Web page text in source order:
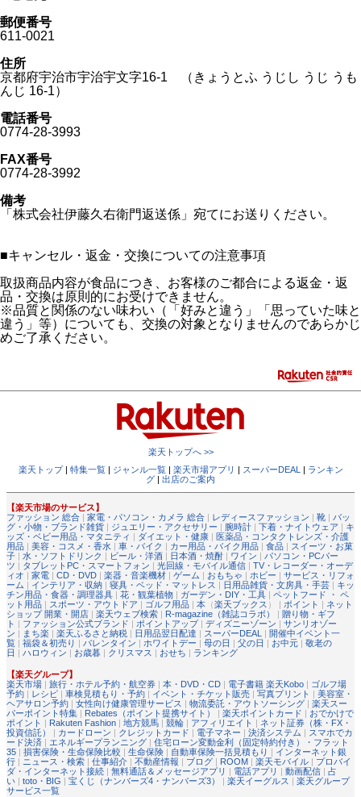
郵便番号
611-0021
住所
京都府宇治市宇治宇文字16-1 （きょうとふ うじし うじ うも
んじ 16-1）
電話番号
0774-28-3993
FAX番号
0774-28-3992
備考
「株式会社伊藤久右衛門返送係」宛てにお送りください。
■キャンセル・返金・交換についての注意事項
取扱商品内容が食品につき、お客様のご都合による返金・返
品・交換は原則的にお受けできません。
※品質と関係のない味わい（「好みと違う」「思っていた味と
違う」等）についても、交換の対象となりませんのであらかじ
めご了承ください。
楽天トップへ >>
楽天トップ| 特集一覧| ジャンル一覧| 楽天市場アプリ スーパーDEAL
ランキン
グ
出店のご案内
【楽天市場のサービス】
ファッション 総合
家電・パソコン・カメラ 総合 レディースファッション 靴
バッ
グ・小物・ブランド雑貨
ジュエリー・アクセサリー 腕時計 下着・ナイトウェア
キ
ッズ・ベビー用品・マタニティ
ダイエット・健康
医薬品・コンタクトレンズ・介護
用品
美容・コスメ・香水 車・バイク カー用品・バイク用品 食品
スイーツ・お菓
子
水・ソフトドリンク ビール・洋酒 日本酒・焼酎 ワイン
パソコン・PCパー
ツ
タブレットPC・スマートフォン 光回線・モバイル通信
TV・レコーダー・オーデ
ィオ
家電 CD・DVD 楽器・音楽機材 ゲーム おもちゃ ホビー
サービス・リフォ
ーム
インテリア・収納 寝具・ベッド・マットレス 日用品雑貨・文房具・手芸
キッ
チン用品・食器・調理器具
花・観葉植物 ガーデン・DIY・工具
ペットフード ・ ペ
ット用品
スポーツ・アウトドア ゴルフ用品 本 （楽天ブックス ） | ポイント
ネット
ショップ 開業・開店
楽天ウェブ検索 R-magazine（雑誌コラボ）
贈り物・ギフ
ト
ファッション公式ブランド ポイントアップ ディズニーゾーン
サンリオゾー
ン
まち楽 楽天ふるさと納税 日用品翌日配達 スーパーDEAL
開催中イベント一
覧
福袋＆初売り バレンタイン ホワイトデー 母の日 父の日 お中元
敬老の
日
ハロウィン お歳暮 クリスマス おせち ランキング
【楽天グループ】
楽天市場
旅行・ホテル予約・航空券 本・DVD・CD 電子書籍 楽天Kobo
ゴルフ場
予約
レシピ 車検見積もり・予約 イベント・チケット販売 写真プリント
美容室・
ヘアサロン予約
女性向け健康管理サービス 物流委託・アウトソーシング
楽天スー
パーポイント特集
Rebates（ポイント提携サイト） 楽天ポイントカード
おでかけで
ポイント
Rakuten Fashion 地方競馬 競輪 アフィリエイト
ネット証券（株・FX・
投資信託）
カードローン クレジットカード 電子マネー 決済システム
スマホでカ
ード決済
エネルギープランニング
住宅ローン変動金利（固定特約付き）・フラット
35
損害保険・生命保険比較 生命保険 自動車保険一括見積もり
インターネット銀
行
ニュース・検索 仕事紹介 不動産情報 ブログ ROOM 楽天モバイル
プロバイ
ダ・インターネット接続
無料通話＆メッセージアプリ 電話アプリ 動画配信
占
い
toto・BIG 宝くじ（ナンバーズ4・ナンバーズ3） 楽天イーグルス
楽天グループ
サービス一覧